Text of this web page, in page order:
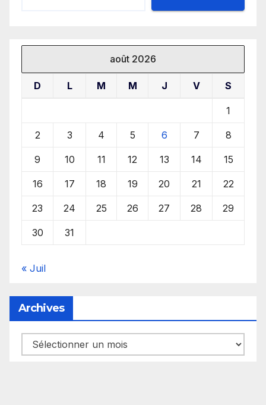
août 2026
D L M M J V S
1
2 3 4 5 6 7 8
9 10 11 12 13 14 15
16 17 18 19 20 21 22
23 24 25 26 27 28 29
30 31
« Juil
Archives
Archives